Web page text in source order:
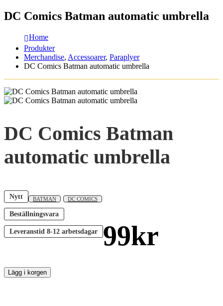
DC Comics Batman automatic umbrella
Home
Produkter
Merchandise, Accessoarer, Paraplyer
DC Comics Batman automatic umbrella
DC Comics Batman
automatic umbrella
Nytt
Beställningsvara
Leveranstid 8-12 arbetsdagar
BATMAN DC COMICS
99kr
Lägg i korgen